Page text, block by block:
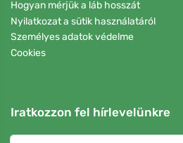
Hogyan mérjük a láb hosszát
Nyilatkozat a sütik használatáról
Személyes adatok védelme
Cookies
Iratkozzon fel hírlevelünkre